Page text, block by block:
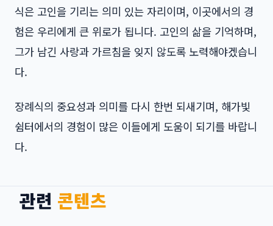
식은 고인을 기리는 의미 있는 자리이며, 이곳에서의 경
험은 우리에게 큰 위로가 됩니다. 고인의 삶을 기억하며,
그가 남긴 사랑과 가르침을 잊지 않도록 노력해야겠습니
다.
장례식의 중요성과 의미를 다시 한번 되새기며, 해가빛
쉼터에서의 경험이 많은 이들에게 도움이 되기를 바랍니
다.
관련 콘텐츠